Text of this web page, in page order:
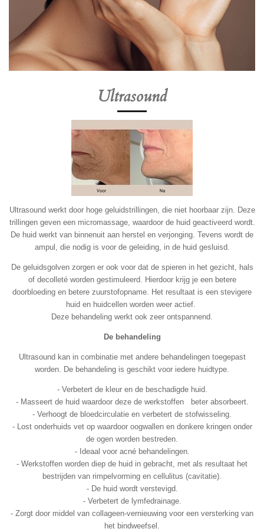
Ultrasound
Ultrasound werkt door hoge geluidstrillingen, die niet hoorbaar zijn. Deze
trillingen geven een micromassage, waardoor de huid geactiveerd wordt.
De huid werkt van binnenuit aan herstel en verjonging. Tevens wordt de
ampul, die nodig is voor de geleiding, in de huid gesluisd.
De geluidsgolven zorgen er ook voor dat de spieren in het gezicht, hals
of decolleté worden gestimuleerd. Hierdoor krijg je een betere
doorbloeding en betere zuurstofopname. Het resultaat is een stevigere
huid en huidcellen worden weer actief.
Deze behandeling werkt ook zeer ontspannend.
De behandeling
Ultrasound kan in combinatie met andere behandelingen toegepast
worden. De behandeling is geschikt voor iedere huidtype.
- Verbetert de kleur en de beschadigde huid.
- Masseert de huid waardoor deze de werkstoffen beter absorbeert.
- Verhoogt de bloedcirculatie en verbetert de stofwisseling.
- Lost onderhuids vet op waardoor oogwallen en donkere kringen onder
de ogen worden bestreden.
- Ideaal voor acné behandelingen.
- Werkstoffen worden diep de huid in gebracht, met als resultaat het
bestrijden van rimpelvorming en cellulitus (cavitatie).
- De huid wordt verstevigd.
- Verbetert de lymfedrainage.
- Zorgt door middel van collageen-vernieuwing voor een versterking van
het bindweefsel.